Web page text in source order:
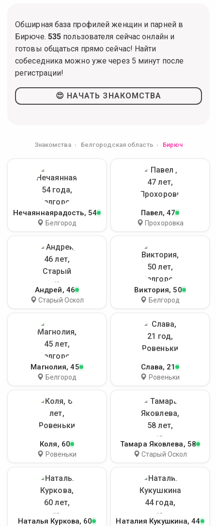
Обширная база профилей женщин и парней в
Бирюче. 535 пользователя сейчас онлайн и
готовы общаться прямо сейчас! Найти
собеседника можно уже через 5 минут после
регистрации!
😍 НАЧАТЬ ЗНАКОМСТВА
Знакомства Белгородская область Бирюч
Нечаяннаярадость, 54
Белгород
Павел, 47
Прохоровка
Андрей, 46
Старый Оскол
Виктория, 50
Белгород
Магнолия, 45
Белгород
Слава, 21
Ровеньки
Коля, 60
Ровеньки
Тамара Яковлева, 58
Старый Оскол
Наталья Куркова, 60 Наталия Кукушкина, 44